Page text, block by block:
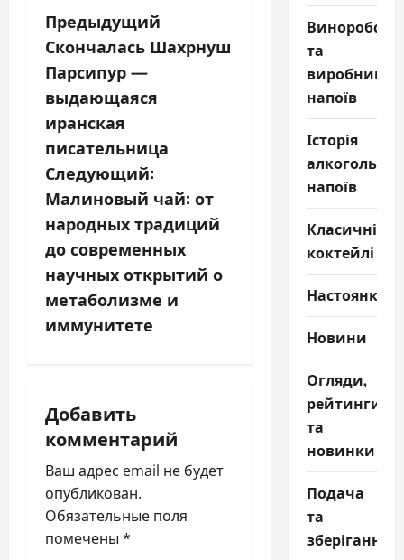
Н
а
в
и
г
а
ц
и
я
о
з
а
п
Предыдущий
Скончалась Шахрнуш
Парсипур —
выдающаяся
иранская
писательница
Следующий:
Малиновый чай: от
народных традиций
до современных
научных открытий о
метаболизме и
иммунитете
Добавить
комментарий
Ваш адрес email не будет
опубликован.
Обязательные поля
помечены *
та
напоїв
Історія
напоїв
Класичні
коктейлі
Настоянки
Новини
Огляди,
рейтинги
та
новинки
Подача
та
зберігання